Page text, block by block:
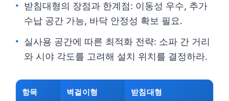
받침대형의 장점과 한계점: 이동성 우수, 추가
수납 공간 가능, 바닥 안정성 확보 필요.
실사용 공간에 따른 최적화 전략: 소파 간 거리
와 시야 각도를 고려해 설치 위치를 결정하라.
항목 벽걸이형 받침대형